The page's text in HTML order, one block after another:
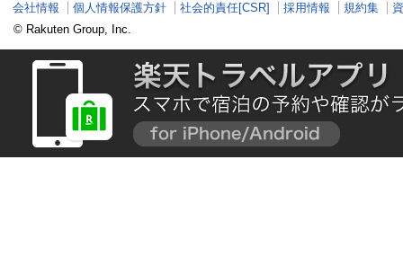
会社情報 個人情報保護方針 社会的責任[CSR] 採用情報 規約集
© Rakuten Group, Inc.